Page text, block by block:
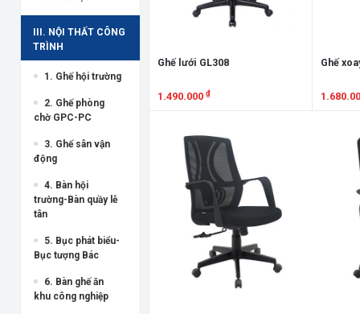
III. NỘI THẤT CÔNG
TRÌNH
1. Ghế hội trường
2. Ghế phòng
chờ GPC-PC
3. Ghế sân vận
động
4. Bàn hội
trường-Bàn quầy lễ
tân
5. Bục phát biểu-
Bục tượng Bác
6. Bàn ghế ăn
khu công nghiệp
Ghế lưới GL308
1.490.000 ₫
Ghế